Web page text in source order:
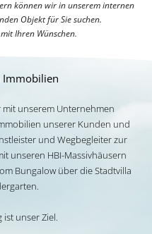
können wir in unserem internen
Objekt für Sie suchen.
Ihren Wünschen.
Immobilien
mit unserem Unternehmen
unserer Kunden und
und Wegbegleiter zur
unseren HBI-Massivhäusern
Bungalow über die Stadtvilla
ist unser Ziel.